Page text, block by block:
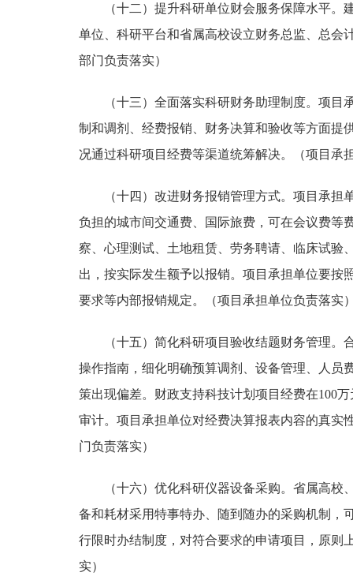
（十二）提升科研单位财会服务保障水平。
单位、科研平台和省属高校设立财务总监、总会
部门负责落实）
（十三）全面落实科研财务助理制度。 项目
制和调剂、经费报销、财务决算和验收等方面提
况通过科研项目经费等渠道统筹解决。
（项目承
（十四）改进财务报销管理方式。 项目承担
负担的城市间交通费、国际旅费，可在会议费等
察、心理测试、土地租赁、劳务聘请、临床试验
出，按实际发生额予以报销。项目承担单位要按
要求等内部报销规定。
（项目承担单位负责落实
（十五）简化科研项目验收结题财务管理。
操作指南，细化明确预算调剂、设备管理、人员
策出现偏差。财政支持科技计划项目经费在100
审计。项目承担单位对经费决算报表内容的真实
门负责落实）
（十六）优化科研仪器设备采购。 省属高校
备和耗材采用特事特办、随到随办的采购机制，
行限时办结制度，对符合要求的申请项目，原则
实）